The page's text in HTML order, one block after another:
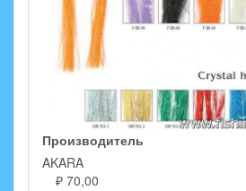
Производитель
AKARA
₽ 70,00